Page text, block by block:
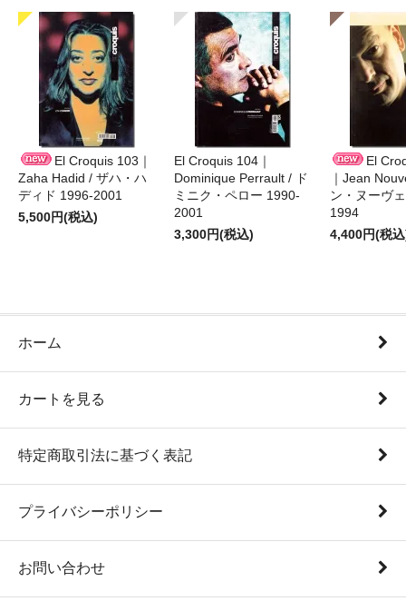
El Croquis 103｜
Zaha Hadid / ザハ・ハ
ディド 1996-2001
5,500円(税込)
El Croquis 104｜
Dominique Perrault / ド
ミニク・ペロー 1990-
2001
3,300円(税込)
El
｜Jean
ン・ヌーヴ
1994
4,400円(税
ホーム
カートを見る
特定商取引法に基づく表記
プライバシーポリシー
お問い合わせ